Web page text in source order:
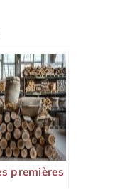
premières